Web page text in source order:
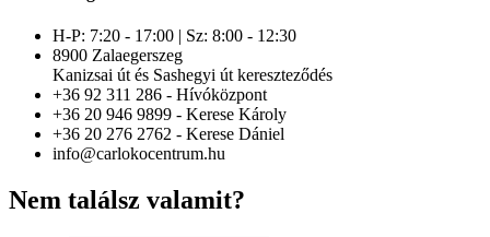
H-P: 7:20 - 17:00 | Sz: 8:00 - 12:30
8900 Zalaegerszeg
Kanizsai út és Sashegyi út kereszteződés
+36 92 311 286 - Hívóközpont
+36 20 946 9899 - Kerese Károly
+36 20 276 2762 - Kerese Dániel
info@carlokocentrum.hu
Nem találsz valamit?